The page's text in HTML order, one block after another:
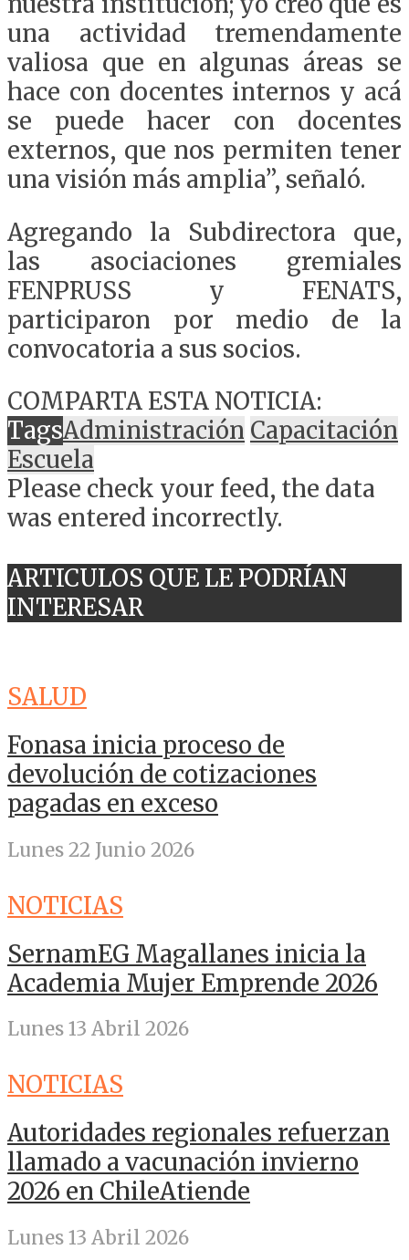
una actividad tremendamente
valiosa que en algunas áreas se
hace con docentes internos y acá
se puede hacer con docentes
externos, que nos permiten tener
una visión más amplia”, señaló.
Agregando la Subdirectora que,
las asociaciones gremiales
FENPRUSS y FENATS,
participaron por medio de la
convocatoria a sus socios.
COMPARTA ESTA NOTICIA:
TagsAdministración Capacitación
Escuela
Please check your feed, the data
was entered incorrectly.
ARTICULOS QUE LE PODRÍAN
INTERESAR
SALUD
Fonasa inicia proceso de
devolución de cotizaciones
pagadas en exceso
Lunes 22 Junio 2026
NOTICIAS
SernamEG Magallanes inicia la
Academia Mujer Emprende 2026
Lunes 13 Abril 2026
NOTICIAS
Autoridades regionales refuerzan
llamado a vacunación invierno
2026 en ChileAtiende
Lunes 13 Abril 2026